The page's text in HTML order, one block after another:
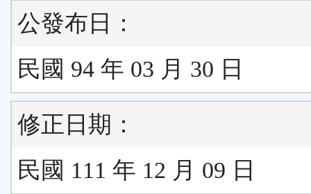
公發布日：
民國 94 年 03 月 30 日
修正日期：
民國 111 年 12 月 09 日